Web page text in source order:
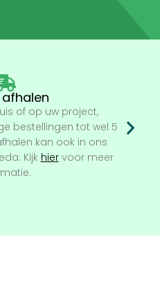
of op uw project,
bestellingen tot wel 5
kan ook in ons
Kijk hiervoor meer